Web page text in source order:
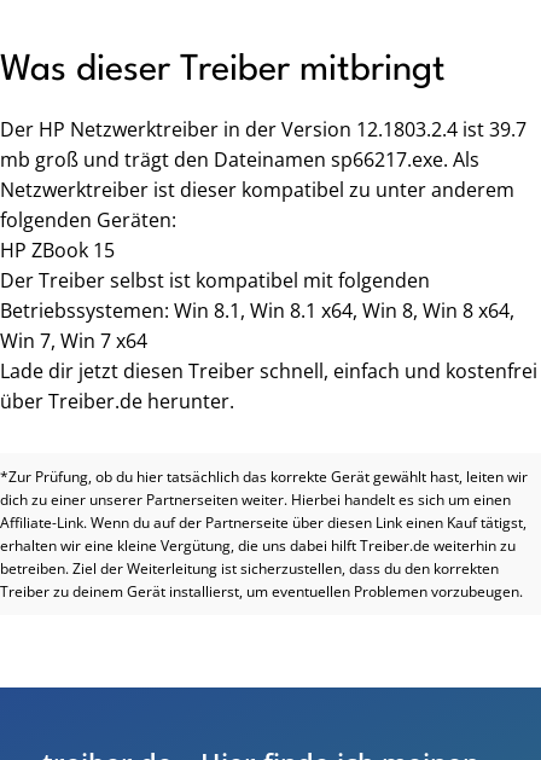
Was dieser Treiber mitbringt
Der HP Netzwerktreiber in der Version 12.1803.2.4 ist 39.7
mb groß und trägt den Dateinamen sp66217.exe. Als
Netzwerktreiber ist dieser kompatibel zu unter anderem
folgenden Geräten:
HP ZBook 15
Der Treiber selbst ist kompatibel mit folgenden
Betriebssystemen: Win 8.1, Win 8.1 x64, Win 8, Win 8 x64,
Win 7, Win 7 x64
Lade dir jetzt diesen Treiber schnell, einfach und kostenfrei
über Treiber.de herunter.
*Zur Prüfung, ob du hier tatsächlich das korrekte Gerät gewählt hast, leiten wir
dich zu einer unserer Partnerseiten weiter. Hierbei handelt es sich um einen
Affiliate-Link. Wenn du auf der Partnerseite über diesen Link einen Kauf tätigst,
erhalten wir eine kleine Vergütung, die uns dabei hilft Treiber.de weiterhin zu
betreiben. Ziel der Weiterleitung ist sicherzustellen, dass du den korrekten
Treiber zu deinem Gerät installierst, um eventuellen Problemen vorzubeugen.